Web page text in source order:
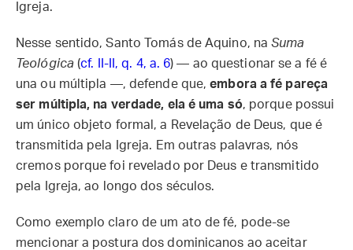
Igreja.
Nesse sentido, Santo Tomás de Aquino, naSuma
Teológica(cf. II-II, q. 4, a. 6) — ao questionar se a fé é
una ou múltipla —, defende que,embora a fé pareça
ser múltipla, na verdade, ela é uma só, porque possui
um único objeto formal, a Revelação de Deus, que é
transmitida pela Igreja. Em outras palavras, nós
cremos porque foi revelado por Deus e transmitido
pela Igreja, ao longo dos séculos.
Como exemplo claro de um ato de fé, pode-se
mencionar a postura dos dominicanos ao aceitar